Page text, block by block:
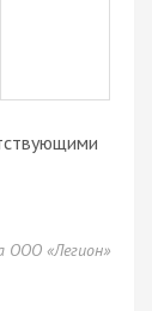
ООО «Легион»